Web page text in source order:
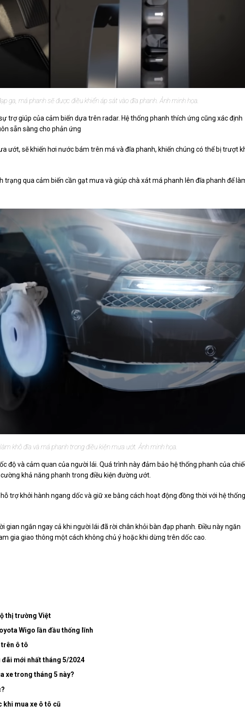
ga, má phanh sẽ được điều khiển áp sát vào đĩa phanh. Ảnh minh họa.
trợ giúp của cảm biến dựa trên radar. Hệ thống phanh thích ứng cũng xác định
sẵn sàng cho phản ứng
ướt, sẽ khiến hơi nước bám trên má và đĩa phanh, khiến chúng có thể bị trượt
trạng qua cảm biến cần gạt mưa và giúp chà xát má phanh lên đĩa phanh để
khô đĩa và má phanh trong điều kiện mưa ướt. Ảnh minh họa.
độ và cảm quan của người lái. Quá trình này đảm bảo hệ thống phanh của
khả năng phanh trong điều kiện đường ướt.
trợ khởi hành ngang dốc và giữ xe bằng cách hoạt động đồng thời với hệ thống
gian ngắn ngay cả khi người lái đã rời chân khỏi bàn đạp phanh. Điều này ngăn
gia giao thông một cách không chủ ý hoặc khi dừng trên dốc cao.
thị trường Việt
Wigo lần đầu thống lĩnh
trên ô tô
mới nhất tháng 5/2024
xe trong tháng 5 này?
khi mua xe ô tô cũ